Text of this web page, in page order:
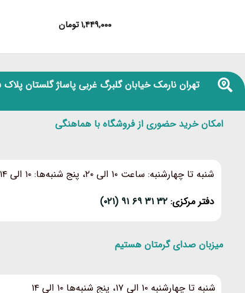
۱,۴۴۹,۰۰۰تومان
تهران نارمک خیابان گلبرگ غربی پاساژ گلستان پلاک ۵
امکان خرید حضوری از فروشگاه با هماهنگی
شنبه تا چهارشنبه: ساعت ۱۰ الی ۲۰، پنج شنبه‌ها: ۱۰ الی ۱۴
دفتر مرکزی:۳۲ ۳۱ ۶۹ ۹۱ (۰۲۱)
میزبان صدای گرمتان هستیم
شنبه تا چهارشنبه ۱۰ الی ۱۷، پنج شنبه‌ها ۱۰ الی ۱۴